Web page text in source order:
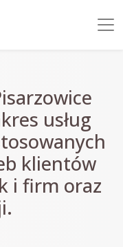
usług
klientów
i firm oraz